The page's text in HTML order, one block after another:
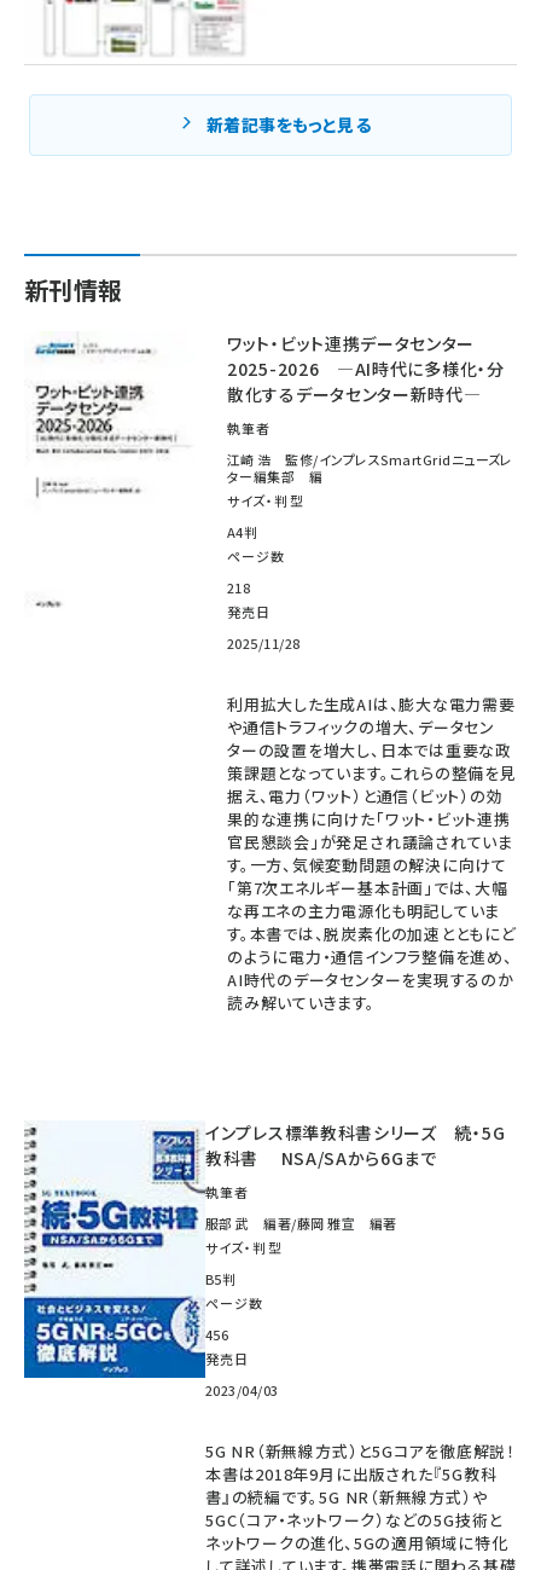
新着記事をもっと見る
新刊情報
ワット・ビット連携データセンター
2025-2026 ―AI時代に多様化・分
散化するデータセンター新時代―
執筆者
江崎 浩 監修/インプレスSmartGridニューズレ
ター編集部 編
サイズ・判型
A4判
ページ数
218
発売日
2025/11/28
利用拡大した生成AIは、膨大な電力需要
や通信トラフィックの増大、データセン
ターの設置を増大し、日本では重要な政
策課題となっています。これらの整備を見
据え、電力（ワット）と通信（ビット）の効
果的な連携に向けた「ワット・ビット連携
官民懇談会」が発足され議論されていま
す。一方、気候変動問題の解決に向けて
「第7次エネルギー基本計画」では、大幅
な再エネの主力電源化も明記していま
す。本書では、脱炭素化の加速とともにど
のように電力・通信インフラ整備を進め、
AI時代のデータセンターを実現するのか
読み解いていきます。
インプレス標準教科書シリーズ 続・5G
教科書 NSA/SAから6Gまで
執筆者
服部 武 編著/藤岡 雅宣 編著
サイズ・判型
B5判
ページ数
456
発売日
2023/04/03
5G NR（新無線方式）と5Gコアを徹底解説！
本書は2018年9月に出版された『5G教科
書』の続編です。5G NR（新無線方式）や
5GC（コア・ネットワーク）などの5G技術と
ネットワークの進化、5Gの適用領域に特化
して詳述しています。携帯電話に関わる基礎